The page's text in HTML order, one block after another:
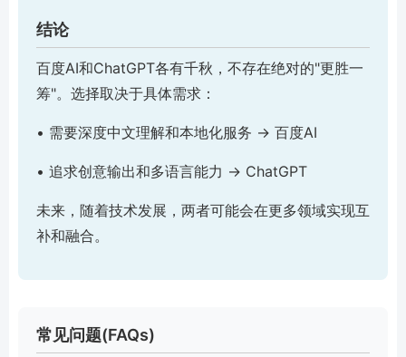
结论
百度AI和ChatGPT各有千秋，不存在绝对的"更胜一
筹"。选择取决于具体需求：
• 需要深度中文理解和本地化服务 → 百度AI
• 追求创意输出和多语言能力 → ChatGPT
未来，随着技术发展，两者可能会在更多领域实现互
补和融合。
常见问题(FAQs)